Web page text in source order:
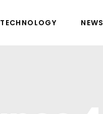
TECHNOLOGY NEWS